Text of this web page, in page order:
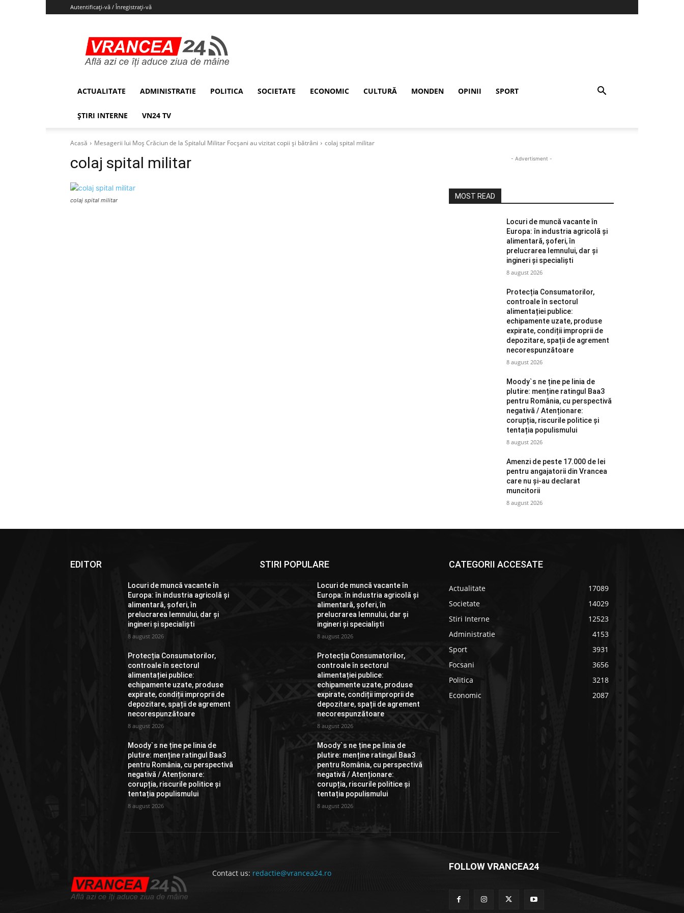
Autentificați-vă / Înregistrați-vă
ACTUALITATE ADMINISTRATIE POLITICA SOCIETATE ECONOMIC CULTURĂ MONDEN OPINII SPORT
ȘTIRI INTERNE VN24 TV
Acasă Mesagerii lui Moș Crăciun de la Spitalul Militar Focșani au vizitat copii și bătrâni colaj spital militar
colaj spital militar
colaj spital militar
- Advertisment -
MOST READ
Locuri de muncă vacante în
Europa: în industria agricolă și
alimentară, șoferi, în
prelucrarea lemnului, dar și
ingineri și specialiști
8 august 2026
Protecția Consumatorilor,
controale în sectorul
alimentației publice:
echipamente uzate, produse
expirate, condiții improprii de
depozitare, spații de agrement
necorespunzătoare
8 august 2026
Moody`s ne ține pe linia de
plutire: menține ratingul Baa3
pentru România, cu perspectivă
negativă / Atenționare:
corupția, riscurile politice și
tentația populismului
8 august 2026
Amenzi de peste 17.000 de lei
pentru angajatorii din Vrancea
care nu și-au declarat
muncitorii
8 august 2026
EDITOR
Locuri de muncă vacante în
Europa: în industria agricolă și
alimentară, șoferi, în
prelucrarea lemnului, dar și
ingineri și specialiști
8 august 2026
Protecția Consumatorilor,
controale în sectorul
alimentației publice:
echipamente uzate, produse
expirate, condiții improprii de
depozitare, spații de agrement
necorespunzătoare
8 august 2026
Moody`s ne ține pe linia de
plutire: menține ratingul Baa3
pentru România, cu perspectivă
negativă / Atenționare:
corupția, riscurile politice și
tentația populismului
8 august 2026
STIRI POPULARE
Locuri de muncă vacante în
Europa: în industria agricolă și
alimentară, șoferi, în
prelucrarea lemnului, dar și
ingineri și specialiști
8 august 2026
Protecția Consumatorilor,
controale în sectorul
alimentației publice:
echipamente uzate, produse
expirate, condiții improprii de
depozitare, spații de agrement
necorespunzătoare
8 august 2026
Moody`s ne ține pe linia de
plutire: menține ratingul Baa3
pentru România, cu perspectivă
negativă / Atenționare:
corupția, riscurile politice și
tentația populismului
8 august 2026
CATEGORII ACCESATE
Actualitate
17089
Societate
14029
Stiri Interne
12523
Administratie
4153
Sport
3931
Focsani
3656
Politica
3218
Economic
2087
Contact us: redactie@vrancea24.ro
FOLLOW VRANCEA24